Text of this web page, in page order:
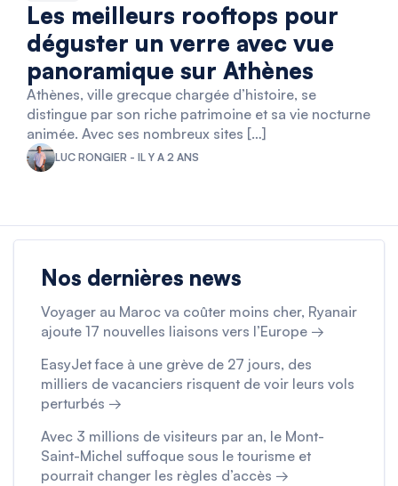
Les meilleurs rooftops pour
déguster un verre avec vue
panoramique sur Athènes
Athènes, ville grecque chargée d’histoire, se
distingue par son riche patrimoine et sa vie nocturne
animée. Avec ses nombreux sites […]
LUC RONGIER - IL Y A 2 ANS
Nos dernières news
Voyager au Maroc va coûter moins cher, Ryanair
ajoute 17 nouvelles liaisons vers l’Europe →
EasyJet face à une grève de 27 jours, des
milliers de vacanciers risquent de voir leurs vols
perturbés →
Avec 3 millions de visiteurs par an, le Mont-
Saint-Michel suffoque sous le tourisme et
pourrait changer les règles d’accès →